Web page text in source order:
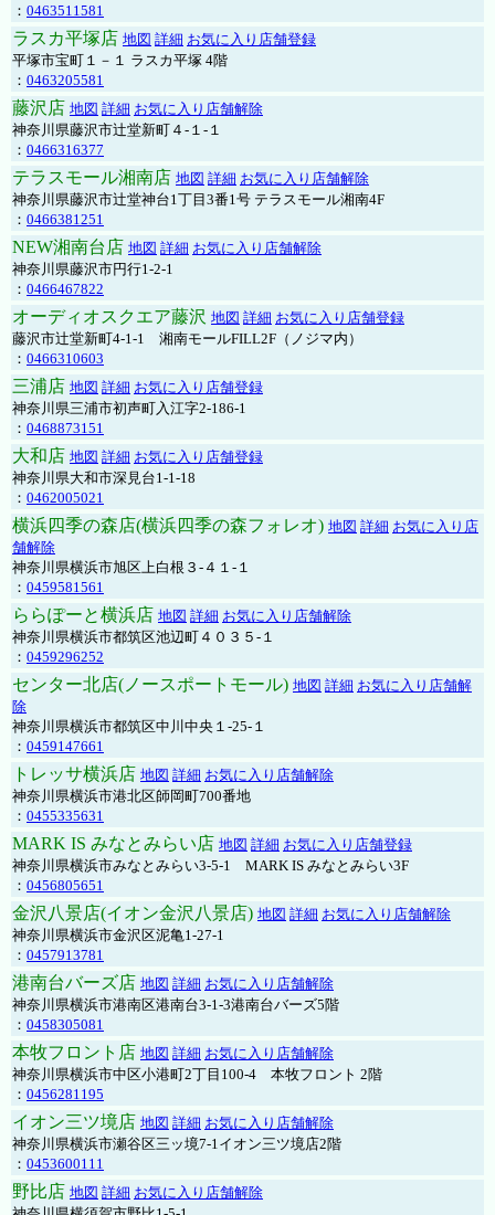
： 0463511581
ラスカ平塚店 地図 詳細 お気に入り店舗登録
平塚市宝町１－１ ラスカ平塚 4階
： 0463205581
藤沢店 地図 詳細 お気に入り店舗解除
神奈川県藤沢市辻堂新町４-１-１
： 0466316377
テラスモール湘南店 地図 詳細 お気に入り店舗解除
神奈川県藤沢市辻堂神台1丁目3番1号 テラスモール湘南4F
： 0466381251
NEW湘南台店 地図 詳細 お気に入り店舗解除
神奈川県藤沢市円行1-2-1
： 0466467822
オーディオスクエア藤沢 地図 詳細 お気に入り店舗登録
藤沢市辻堂新町4-1-1 湘南モールFILL2F（ノジマ内）
： 0466310603
三浦店 地図 詳細 お気に入り店舗登録
神奈川県三浦市初声町入江字2-186-1
： 0468873151
大和店 地図 詳細 お気に入り店舗登録
神奈川県大和市深見台1-1-18
： 0462005021
横浜四季の森店(横浜四季の森フォレオ) 地図 詳細 お気に入り店
舗解除
神奈川県横浜市旭区上白根３-４１-１
： 0459581561
ららぽーと横浜店 地図 詳細 お気に入り店舗解除
神奈川県横浜市都筑区池辺町４０３５-１
： 0459296252
センター北店(ノースポートモール) 地図 詳細 お気に入り店舗解
除
神奈川県横浜市都筑区中川中央１-25-１
： 0459147661
トレッサ横浜店 地図 詳細 お気に入り店舗解除
神奈川県横浜市港北区師岡町700番地
： 0455335631
MARK IS みなとみらい店 地図 詳細 お気に入り店舗登録
神奈川県横浜市みなとみらい3-5-1 MARK IS みなとみらい3F
： 0456805651
金沢八景店(イオン金沢八景店) 地図 詳細 お気に入り店舗解除
神奈川県横浜市金沢区泥亀1-27-1
： 0457913781
港南台バーズ店 地図 詳細 お気に入り店舗解除
神奈川県横浜市港南区港南台3-1-3港南台バーズ5階
： 0458305081
本牧フロント店 地図 詳細 お気に入り店舗解除
神奈川県横浜市中区小港町2丁目100-4 本牧フロント 2階
： 0456281195
イオン三ツ境店 地図 詳細 お気に入り店舗解除
神奈川県横浜市瀬谷区三ッ境7-1イオン三ツ境店2階
： 0453600111
野比店 地図 詳細 お気に入り店舗解除